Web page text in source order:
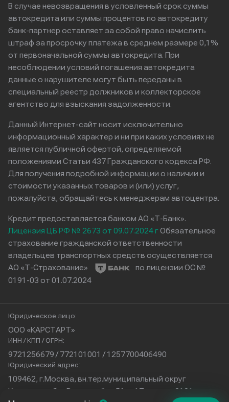
В случае невозвращения в условленный срок суммы
автокредита или суммы процентов по автокредиту
банк-партнер оставляет за собой право начислить
штраф за просрочку платежа в среднем размере 0,1%
от первоначальной суммы автокредита. При
несоблюдении условий погашения автокредита
данные о нарушителе могут быть переданы в
специальный реестр должников и коллекторское
агентство для взыскания задолженности.
Данный Интернет-сайт носит исключительно
информационный характер и ни при каких условиях не
является публичной офертой, определяемой
положениями Статьи 437 Гражданского кодекса РФ.
Для получения подробной информации о наличии и
стоимости указанных товаров и (или) услуг,
пожалуйста, обращайтесь к менеджерам автоцентра.
Кредит предоставляется банком АО «Т-Банк».
Лицензия ЦБ РФ № 2673 от 09.07.2024 гОбязательное
страхование гражданской ответственности
владельцев транспортных средств осуществляется
АО «Т-Страхование»
по лицензии ОС №
0191-03 от 01.07.2024
Юридическое лицо:
ООО «КАРСТАРТ»
ИНН / КПП / ОГРН:
9721256679 / 772101001 / 1257700406490
Юридический адрес:
109462, г.Москва, вн.тер.муниципальный округ
Кузьминки, б-р Волжский, д.51, с.17, помещ.2101